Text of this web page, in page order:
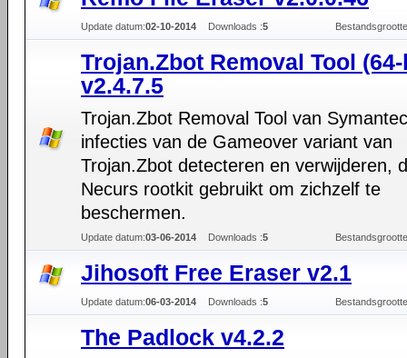
Update datum:02-10-2014 Downloads :5
Trojan.Zbot Removal Tool
v2.4.7.5
Trojan.Zbot Removal Tool van
infecties van de Gameover variant van
Trojan.Zbot detecteren en verwijderen,
Necurs rootkit gebruikt om zichzelf te
beschermen.
Update datum:03-06-2014 Downloads :5
Jihosoft Free Eraser v2.1
Update datum:06-03-2014 Downloads :5
The Padlock v4.2.2